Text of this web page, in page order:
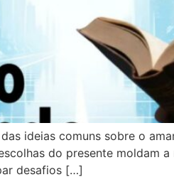
ideias comuns sobre o
do presente moldam
desafios […]